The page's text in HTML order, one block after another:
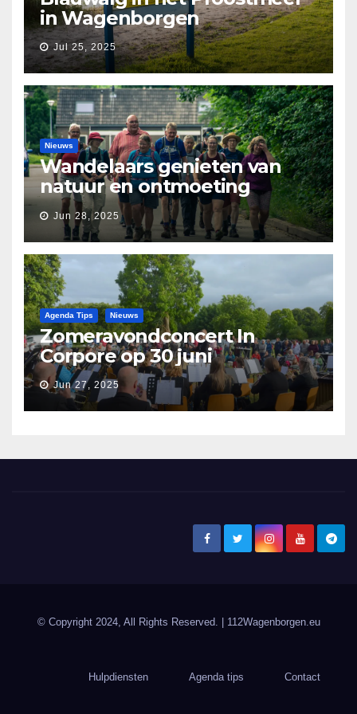
in Wagenborgen
Jul 25, 2025
Nieuws
Wandelaars genieten van
natuur en ontmoeting
tijdens Etapperonde
Pronkjewailpad
Jun 28, 2025
Agenda Tips Nieuws
Zomeravondconcert In
Corpore op 30 juni
Jun 27, 2025
© Copyright 2024, All Rights Reserved. | 112Wagenborgen.eu
Hulpdiensten Agenda tips Contact